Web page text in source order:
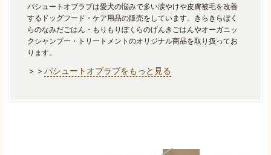
パシュートオブラブは愛犬の悩みで多い涙やけや皮膚被毛を改善
するドッグフード・ケア用品の販売をしています。きらきらぼく
らのなみだごはん・もりもりぼくらのげんきごはんやオーガニッ
クシャンプー・トリートメントのオリジナル商品を取り扱ってお
ります。
＞＞パシュートオブラブをもっと見る